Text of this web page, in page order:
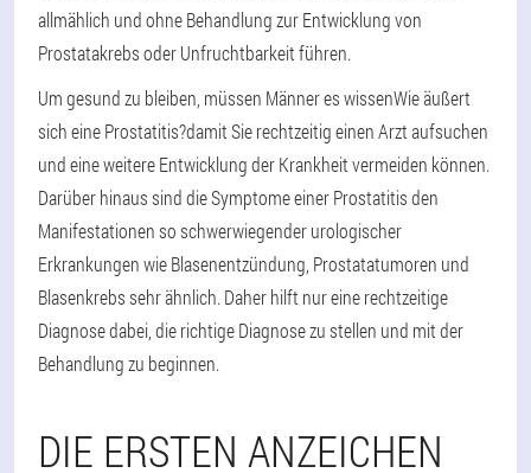
allmählich und ohne Behandlung zur Entwicklung von
Prostatakrebs oder Unfruchtbarkeit führen.
Um gesund zu bleiben, müssen Männer es wissenWie äußert
sich eine Prostatitis?damit Sie rechtzeitig einen Arzt aufsuchen
und eine weitere Entwicklung der Krankheit vermeiden können.
Darüber hinaus sind die Symptome einer Prostatitis den
Manifestationen so schwerwiegender urologischer
Erkrankungen wie Blasenentzündung, Prostatatumoren und
Blasenkrebs sehr ähnlich. Daher hilft nur eine rechtzeitige
Diagnose dabei, die richtige Diagnose zu stellen und mit der
Behandlung zu beginnen.
DIE ERSTEN ANZEICHEN